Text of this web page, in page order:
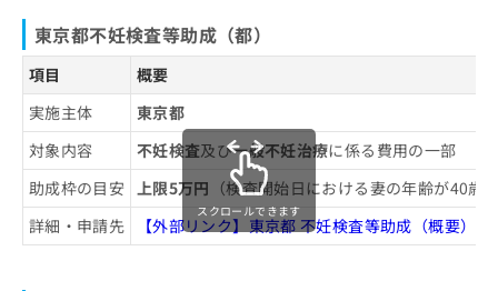
東京都不妊検査等助成（都）
項目
概要
実施主体
東京都
対象内容
不妊検査及び一般不妊治療に係る費用の一部
助成枠の目安 上限5万円 （検査開始日における妻の年齢が40
詳細・申請先
【外部リンク】東京都 不妊検査等助成（概要）
スクロールできます